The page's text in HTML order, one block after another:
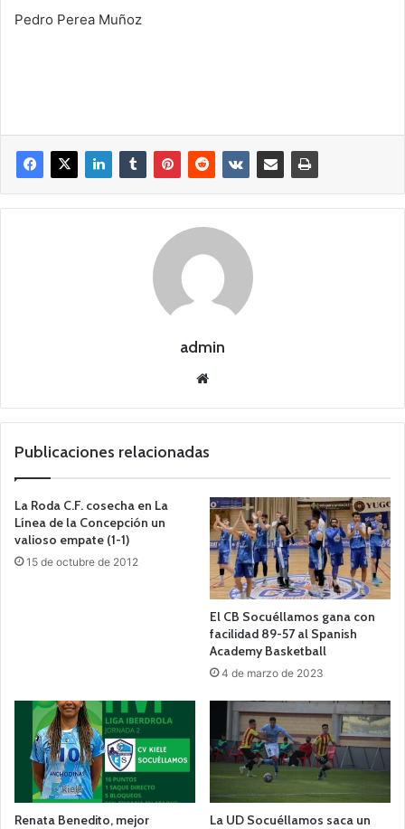
Pedro Perea Muñoz
admin
we
Publicaciones relacionadas
La Roda C.F. cosecha en La
Línea de la Concepción un
valioso empate (1-1)
15 de octubre de 2012
El CB Socuéllamos gana con
facilidad 89-57 al Spanish
Academy Basketball
4 de marzo de 2023
Renata Benedito, mejor
La UD Socuéllamos saca un